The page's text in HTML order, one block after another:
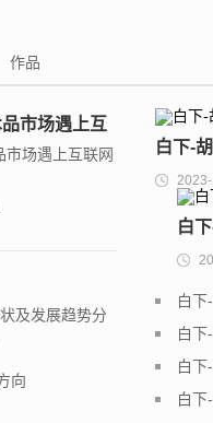
作品
市场遇上互
市场遇上互联网
及发展趋势分
向
白下-
命之美
白
图
作
白下
力
白下
腻入
白下
戏春
白下